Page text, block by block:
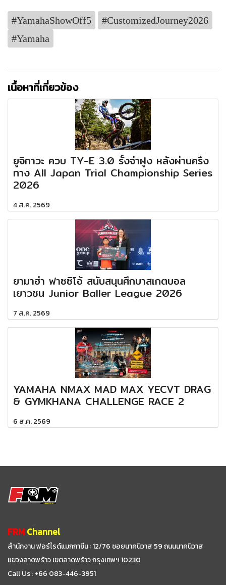
#YamahaShowOff5
#CustomizedJourney2026
#Yamaha
เนื้อหาที่เกี่ยวข้อง
ยูจิกาวะ ควบ TY-E 3.0 รั้งจ่าฝูง หลังผ่านครึ่ง
ทาง All Japan Trial Championship Series
2026
4 ส.ค. 2569
ยามาฮ่า ฟาซซิโอ้ สนับสนุนศึกบาสเกตบอล
เยาวชน Junior Baller League 2026
7 ส.ค. 2569
YAMAHA NMAX MAD MAX YECVT DRAG
& GYMKHANA CHALLENGE RACE 2
6 ส.ค. 2569
FRMChannel
สำนักงาน ฟอร์ไรด์แมกกาซีน : 12/76 ซอยนาคนิวาส 59ถนนนาคนิวาส
แขวงลาดพร้าว เขตลาดพร้าว กรุงเทพฯ 10230
Call Us : +66 083-446-3951